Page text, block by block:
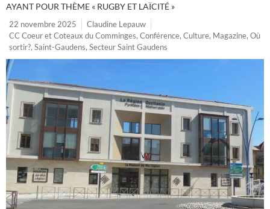
AYANT POUR THÈME « RUGBY ET LAÏCITÉ »
22 novembre 2025
Claudine Lepauw
CC Coeur et Coteaux du Comminges, Conférence, Culture, Magazine, Où
sortir?, Saint-Gaudens, Secteur Saint Gaudens